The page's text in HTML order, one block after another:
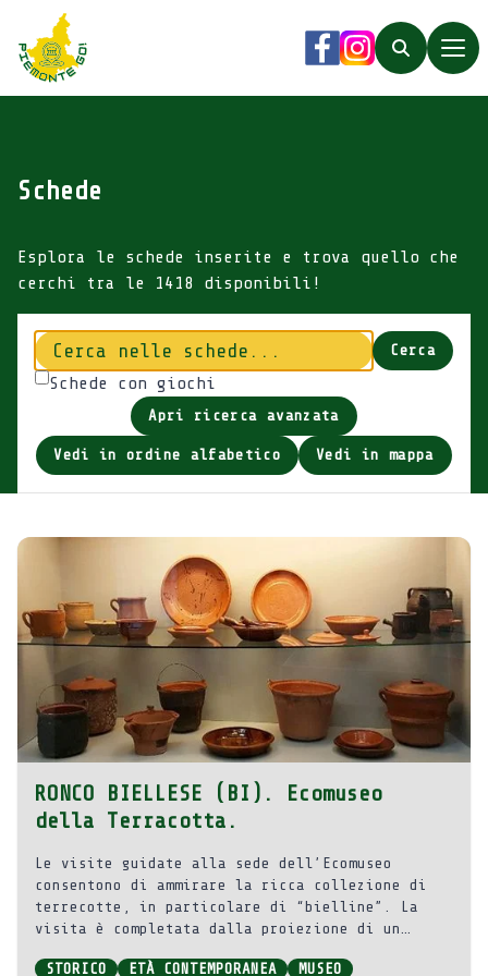
Piemonte Go!
Facebook
Instagram
Search
Schede
Esplora le schede inserite e trova quello che
cerchi tra le 1418 disponibili!
Cerca Cerca
Schede con giochi
Apri ricerca avanzata
Vedi in ordine alfabetico Vedi in mappa
RONCO BIELLESE (BI). Ecomuseo
della Terracotta.
Le visite guidate alla sede dell’Ecomuseo
consentono di ammirare la ricca collezione di
terrecotte, in particolare di “bielline”. La
visita è completata dalla proiezione di un
ecomuseale si snoda lungo le vie del paese
STORICO ETÀ CONTEMPORANEA MUSEO